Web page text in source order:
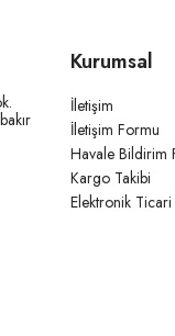
Kurumsal
İletişim
İletişim Formu
Havale Bildirim
Kargo Takibi
Elektronik Ticari